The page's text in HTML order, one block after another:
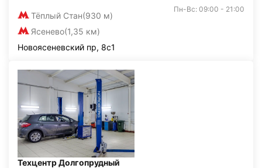
Тёплый Стан(930 м)
Ясенево(1,35 км)
Пн-Вс: 09:00 - 21:00
Новоясеневский пр, 8с1
Техцентр Долгопрудный